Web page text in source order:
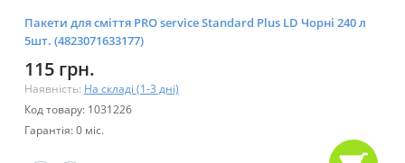
Пакети для сміття PRO service Standard Plus LD Чорні 240 л
5шт. (4823071633177)
115 грн.
Наявність: На складі (1-3 дні)
Код товару: 1031226
Гарантія: 0 міс.